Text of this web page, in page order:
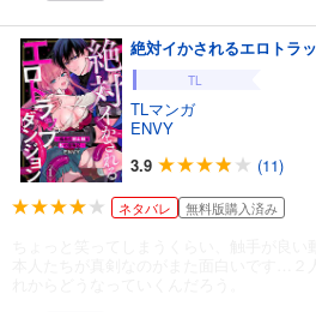
TL
TLマンガ
ENVY
3.9
(11)
ネタバレ 無料版購入済み